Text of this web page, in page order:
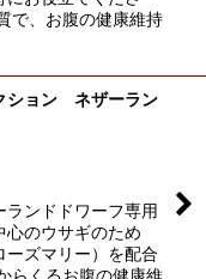
で、お腹の健康維持
ション ネザーラン
ンドドワーフ専用
心のウサギのため
ーズマリー）を配合
らくるお腹の健康維